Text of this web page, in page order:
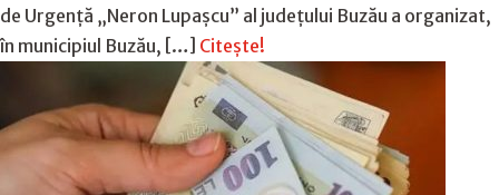
de Urgență „Neron Lupașcu” al județului Buzău a organizat,
în municipiul Buzău, […] Citește!